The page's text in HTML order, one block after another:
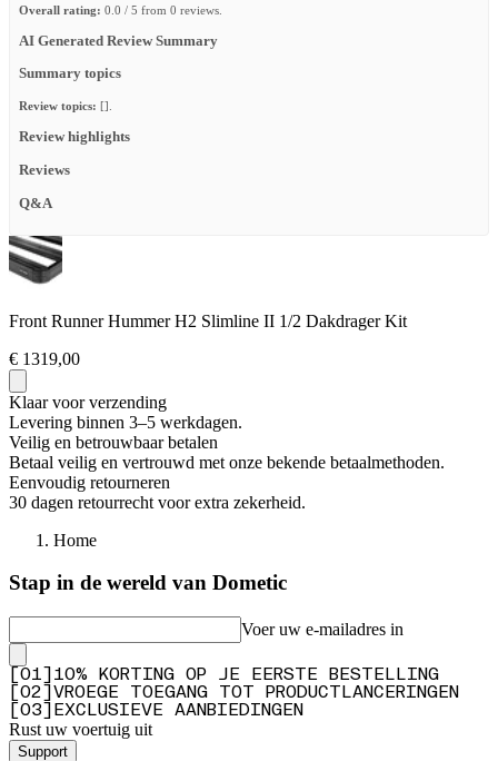
Overall rating: 0.0 / 5 from 0 reviews.
AI Generated Review Summary
Summary topics
Review topics: [].
Review highlights
Reviews
Q&A
Front Runner Hummer H2 Slimline II 1/2 Dakdrager Kit
€ 1319,00
Klaar voor verzending
Levering binnen 3–5 werkdagen.
Veilig en betrouwbaar betalen
Betaal veilig en vertrouwd met onze bekende betaalmethoden.
Eenvoudig retourneren
30 dagen retourrecht voor extra zekerheid.
Home
Stap in de wereld van Dometic
Voer uw e-mailadres in
01
10% KORTING OP JE EERSTE BESTELLING
02
VROEGE TOEGANG TOT PRODUCTLANCERINGEN
03 EXCLUSIEVE AANBIEDINGEN
Rust uw voertuig uit
Support